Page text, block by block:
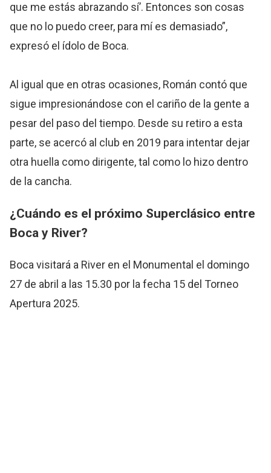
que me estás abrazando sí’. Entonces son cosas
que no lo puedo creer, para mí es demasiado”,
expresó el ídolo de Boca.
Al igual que en otras ocasiones, Román contó que
sigue impresionándose con el cariño de la gente a
pesar del paso del tiempo. Desde su retiro a esta
parte, se acercó al club en 2019 para intentar dejar
otra huella como dirigente, tal como lo hizo dentro
de la cancha.
¿Cuándo es el próximo Superclásico entre
Boca y River?
Boca visitará a River en el Monumental el domingo
27 de abril a las 15.30 por la fecha 15 del Torneo
Apertura 2025.